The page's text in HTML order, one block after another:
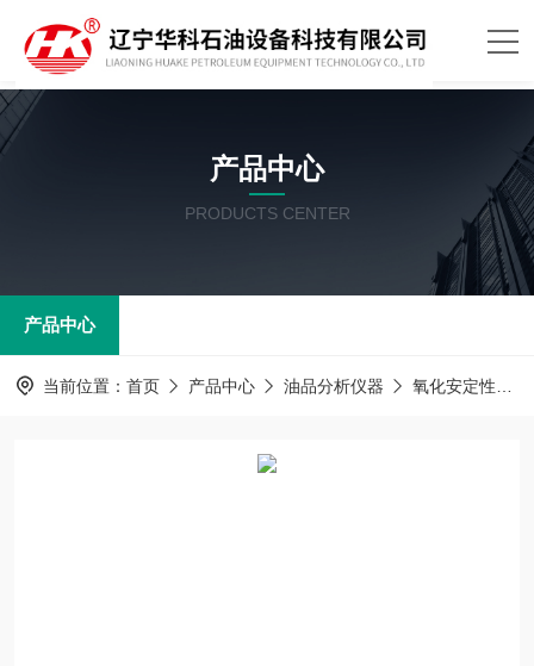
产品中心
PRODUCTS CENTER
产品中心
当前位置： 首页 产品中心 油品分析仪器 氧化安定性测定器